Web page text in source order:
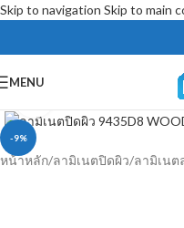
Skip to navigation Skip to main
MENU
-9%
หน้าหลัก/ลามิเนตปิดผิว/ลามิเนต